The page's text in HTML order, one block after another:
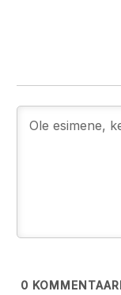
0 KOMMENTAARI